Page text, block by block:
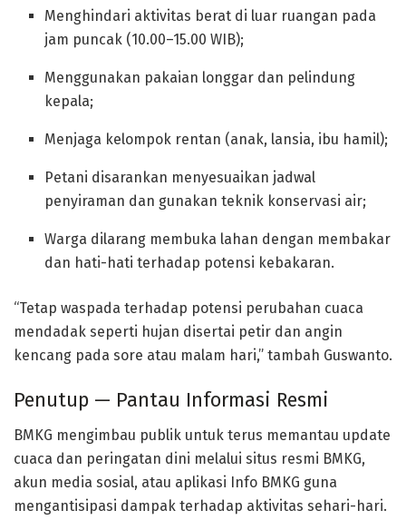
Menghindari aktivitas berat di luar ruangan pada
jam puncak (10.00–15.00 WIB);
Menggunakan pakaian longgar dan pelindung
kepala;
Menjaga kelompok rentan (anak, lansia, ibu hamil);
Petani disarankan menyesuaikan jadwal
penyiraman dan gunakan teknik konservasi air;
Warga dilarang membuka lahan dengan membakar
dan hati-hati terhadap potensi kebakaran.
“Tetap waspada terhadap potensi perubahan cuaca
mendadak seperti hujan disertai petir dan angin
kencang pada sore atau malam hari,” tambah Guswanto.
Penutup — Pantau Informasi Resmi
BMKG mengimbau publik untuk terus memantau update
cuaca dan peringatan dini melalui situs resmi BMKG,
akun media sosial, atau aplikasi Info BMKG guna
mengantisipasi dampak terhadap aktivitas sehari-hari.